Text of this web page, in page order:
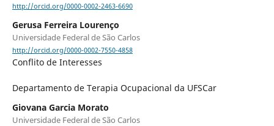
http://orcid.org/0000-0002-2463-6690
Gerusa Ferreira Lourenço
Universidade Federal de São Carlos
http://orcid.org/0000-0002-7550-4858
Conflito de Interesses
Departamento de Terapia Ocupacional da UFSCar
Giovana Garcia Morato
Universidade Federal de São Carlos